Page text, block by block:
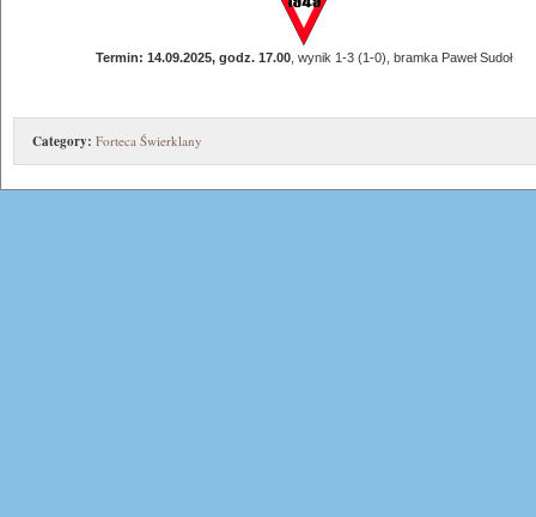
Termin: 14.09.2025, godz. 17.00, wynik 1-3 (1-0), bramka Paweł Sudoł
Category: Forteca Świerklany